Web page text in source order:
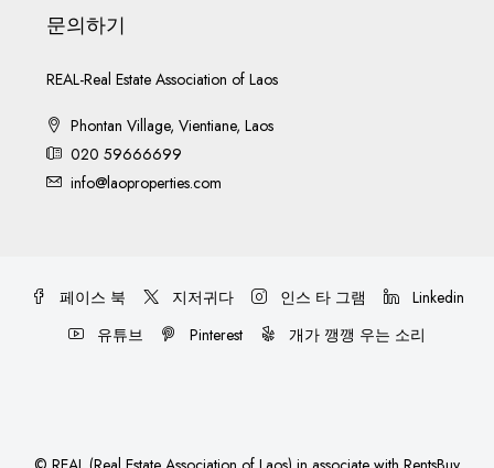
문의하기
REAL-Real Estate Association of Laos
Phontan Village, Vientiane, Laos
020 59666699
info@laoproperties.com
페이스 북 지저귀다 인스 타 그램
Linkedin
유튜브
Pinterest 개가 깽깽 우는 소리